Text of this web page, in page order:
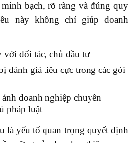
bạch, rõ ràng và đúng quy
này không chỉ giúp doanh
với đối tác, chủ đầu tư
đánh giá tiêu cực trong các gói
doanh nghiệp chuyên
pháp luật
là yếu tố quan trọng quyết định